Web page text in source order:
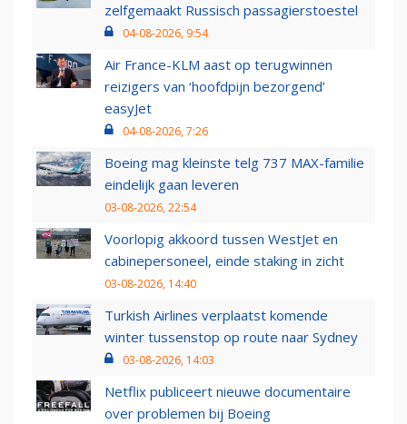
zelfgemaakt Russisch passagierstoestel
04-08-2026, 9:54
Air France-KLM aast op terugwinnen
reizigers van ‘hoofdpijn bezorgend’
easyJet
04-08-2026, 7:26
Boeing mag kleinste telg 737 MAX-familie
eindelijk gaan leveren
03-08-2026, 22:54
Voorlopig akkoord tussen WestJet en
cabinepersoneel, einde staking in zicht
03-08-2026, 14:40
Turkish Airlines verplaatst komende
winter tussenstop op route naar Sydney
03-08-2026, 14:03
Netflix publiceert nieuwe documentaire
over problemen bij Boeing